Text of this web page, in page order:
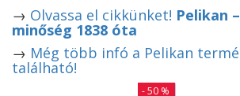
→ Olvassa el cikkünket! Pelikan
minőség 1838 óta
→ Még több infó a Pelikan
található!
- 50 %